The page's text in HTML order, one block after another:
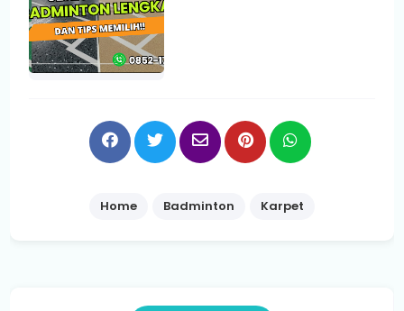
Home Badminton Karpet